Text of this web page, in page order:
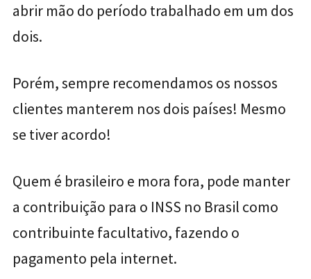
abrir mão do período trabalhado em um dos
dois.
Porém, sempre recomendamos os nossos
clientes manterem nos dois países! Mesmo
se tiver acordo!
Quem é brasileiro e mora fora, pode manter
a contribuição para o INSS no Brasil como
contribuinte facultativo, fazendo o
pagamento pela internet.